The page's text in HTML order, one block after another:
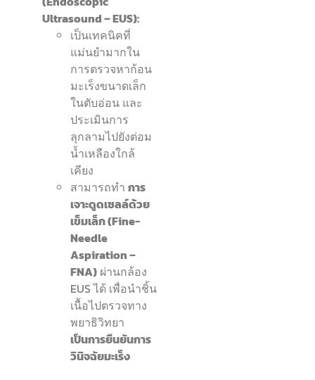
Ultrasound – EUS):
เป็นเทคนิคที่
แม่นยำมากใน
การตรวจหาก้อน
มะเร็งขนาดเล็ก
ในตับอ่อน และ
ประเมินการ
ลุกลามไปยังต่อม
น้ำเหลืองใกล้
เคียง
สามารถทำ การ
เจาะดูดเซลล์ด้วย
เข็มเล็ก (Fine-
Needle
Aspiration –
FNA) ผ่านกล้อง
EUS ได้ เพื่อนำชิ้น
เนื้อไปตรวจทาง
พยาธิวิทยา
เป็นการยืนยันการ
วินิจฉัยมะเร็ง